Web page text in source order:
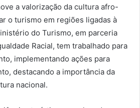
a valorização da cultura afro-
o turismo em regiões ligadas à
do Turismo, em parceria
Racial, tem trabalhado para
implementando ações para
destacando a importância da
nacional.